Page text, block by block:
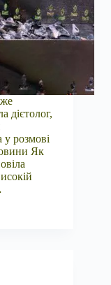
дієтолог,
розмові
Як